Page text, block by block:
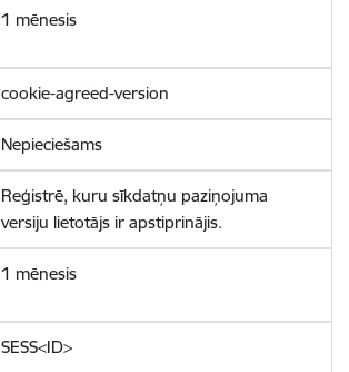
1 mēnesis
cookie-agreed-version
Nepieciešams
Reģistrē, kuru sīkdatņu paziņojuma
versiju lietotājs ir apstiprinājis.
1 mēnesis
SESS<ID>